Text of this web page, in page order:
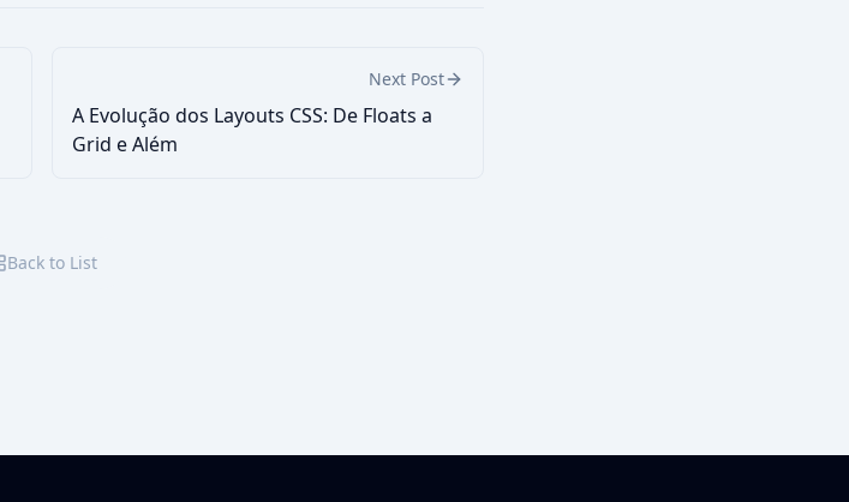
Next Post
A Evolução dos Layouts CSS: De Floats a
Grid e Além
Back to List